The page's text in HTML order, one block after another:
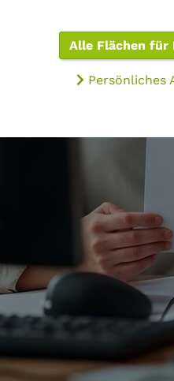
Alle Flächen für
Persönliches